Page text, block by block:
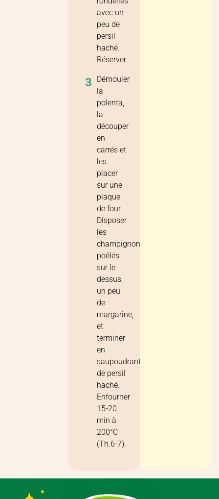
avec un
peu de
persil
haché.
Réserver.
3
Démouler
la
polenta,
la
découper
en
carrés et
les
placer
sur une
plaque
de four.
Disposer
les
champignons
poêlés
sur le
dessus,
un peu
de
margarine,
et
terminer
en
saupoudrant
de persil
haché.
Enfourner
15-20
min à
200°C
(Th.6-7).